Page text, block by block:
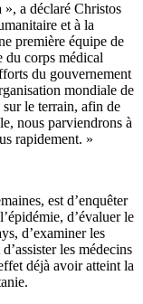
a déclaré Christos
et à la
première équipe de
du corps médical
du gouvernement
mondiale de
sur le terrain, afin de
nous parviendrons à
rapidement. »
est d’enquêter
d’évaluer le
d’examiner les
les médecins
déjà avoir atteint la